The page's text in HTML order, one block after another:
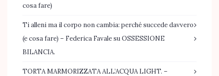
cosa fare)
Ti alleni ma il corpo non cambia: perché succede davvero
(e cosa fare) – Federica FavalesuOSSESSIONE
BILANCIA.
TORTA MARMORIZZATA ALL’ACQUA LIGHT. –